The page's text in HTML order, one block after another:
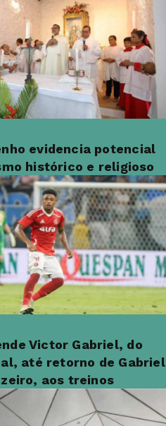
evidencia potencial
histórico e religioso
Victor Gabriel, do
até retorno de Gabriel
aos treinos